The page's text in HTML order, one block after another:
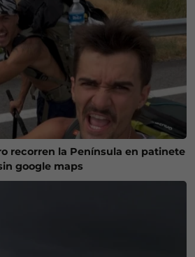
recorren la Península en patinete
google maps